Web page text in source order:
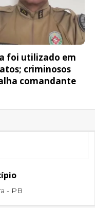
foi utilizado em
criminosos
comandante
- PB